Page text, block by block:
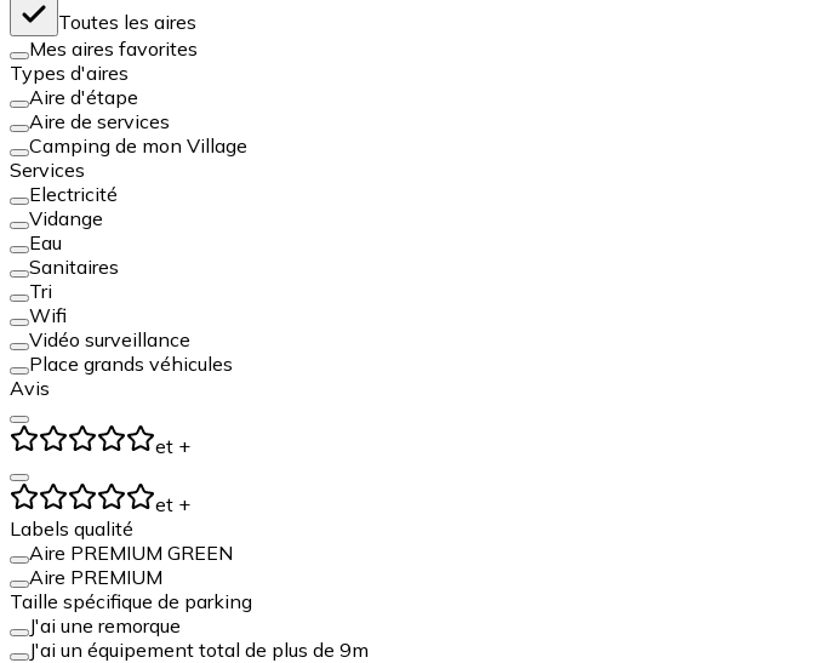
Toutes les aires
Mes aires favorites
Types d'aires
Aire d'étape
Aire de services
Camping de mon Village
Services
Electricité
Vidange
Eau
Sanitaires
Tri
Wifi
Vidéo surveillance
Place grands véhicules
Avis
et +
et +
Labels qualité
Aire PREMIUM GREEN
Aire PREMIUM
Taille spécifique de parking
J'ai une remorque
J'ai un équipement total de plus de 9m